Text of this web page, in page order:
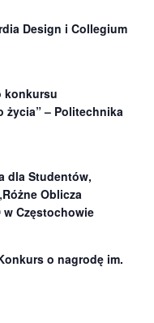
Design i Collegium
konkursu
życia” – Politechnika
dla Studentów,
Oblicza
Częstochowie
o nagrodę im.